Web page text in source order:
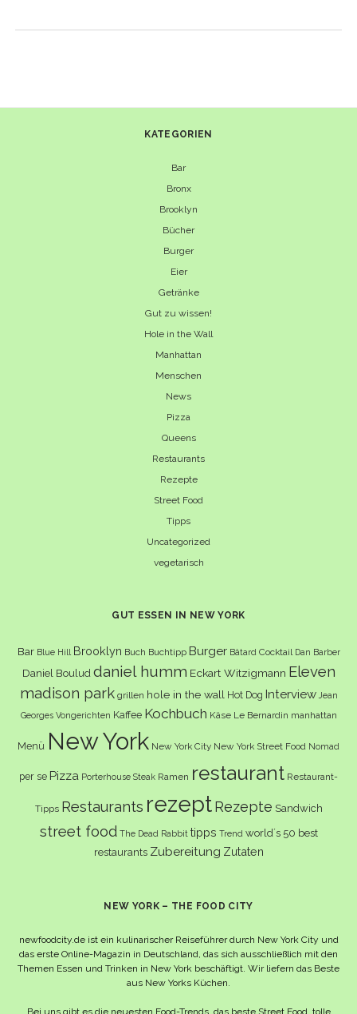
KATEGORIEN
Bar
Bronx
Brooklyn
Bücher
Burger
Eier
Getränke
Gut zu wissen!
Hole in the Wall
Manhattan
Menschen
News
Pizza
Queens
Restaurants
Rezepte
Street Food
Tipps
Uncategorized
vegetarisch
GUT ESSEN IN NEW YORK
Bar Blue Hill Brooklyn Buch Buchtipp Burger Bâtard Cocktail Dan Barber
Daniel Boulud daniel humm Eckart Witzigmann Eleven
madison park grillen hole in the wall Hot Dog Interview Jean
Georges Vongerichten Kaffee Kochbuch Käse Le Bernardin manhattan
Menü New York New York City New York Street Food Nomad
per se Pizza Porterhouse Steak Ramen restaurant Restaurant-
Tipps Restaurants rezept Rezepte Sandwich
street food The Dead Rabbit tipps Trend world´s 50 best
restaurants Zubereitung Zutaten
NEW YORK – THE FOOD CITY
newfoodcity.de ist ein kulinarischer Reiseführer durch New York City und
das erste Online-Magazin in Deutschland, das sich ausschließlich mit den
Themen Essen und Trinken in New York beschäftigt. Wir liefern das Beste
aus New Yorks Küchen.